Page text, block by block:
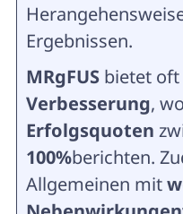
Ergebnissen.
MRgFUSbietet oft
Verbesserung,
Erfolgsquoten
100%berichten.
Allgemeinen mit